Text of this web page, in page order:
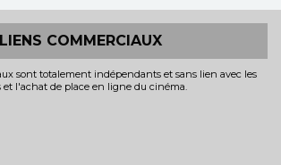
LIENS COMMERCIAUX
sont totalement indépendants et sans lien avec les
et l'achat de place en ligne du cinéma.